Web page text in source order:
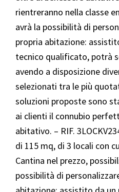
rientreranno nella classe
avrà la possibilità di
propria abitazione:
tecnico qualificato, potrà
avendo a disposizione
selezionati tra le più
soluzioni proposte sono
ai clienti il connubio
abitativo. – RIF.
di 115 mq, di 3 locali con
Cantina nel prezzo,
possibilità di